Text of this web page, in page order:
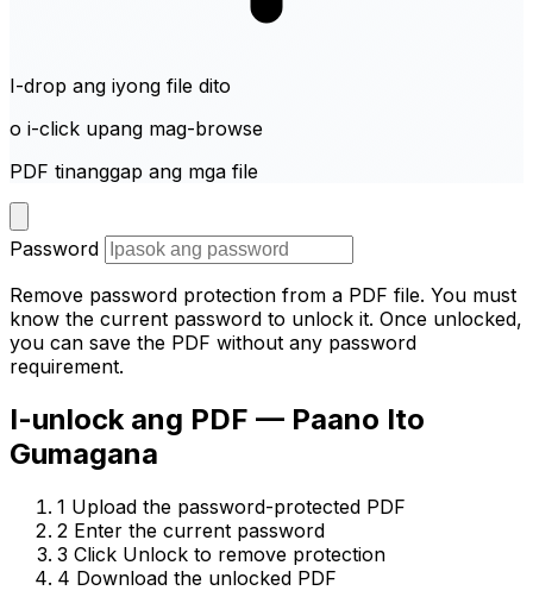
I-drop ang iyong file dito
o i-click upang mag-browse
PDF tinanggap ang mga file
Password
Remove password protection from a PDF file. You must
know the current password to unlock it. Once unlocked,
you can save the PDF without any password
requirement.
I-unlock ang PDF — Paano Ito
Gumagana
1 Upload the password-protected PDF
2 Enter the current password
3 Click Unlock to remove protection
4 Download the unlocked PDF